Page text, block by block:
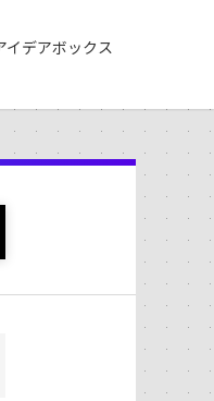
イデアボックス